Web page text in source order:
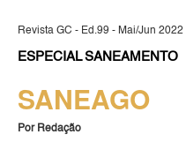
Revista GC - Ed.99 - Mai/Jun 2022
ESPECIAL SANEAMENTO
SANEAGO
Por Redação